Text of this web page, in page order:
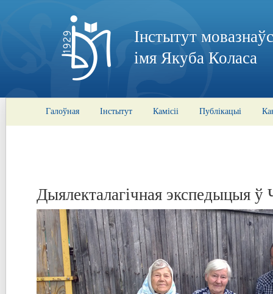
Інстытут
імя Якуба Коласа
Галоўная Інстытут Камісіі Публікацыі
Дыялекталагічная экспедыцыя ў